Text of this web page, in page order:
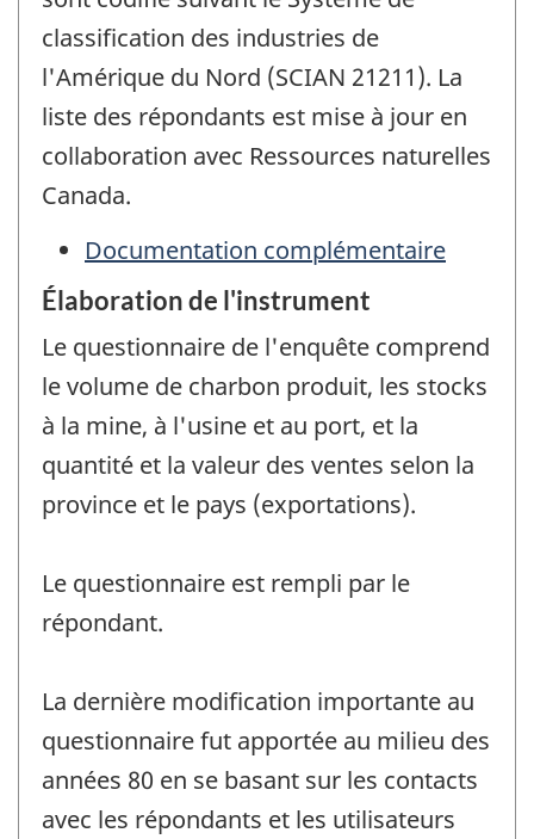
classification des industries de
l'Amérique du Nord (SCIAN 21211). La
liste des répondants est mise à jour en
collaboration avec Ressources naturelles
Canada.
Documentation complémentaire
Élaboration de l'instrument
Le questionnaire de l'enquête comprend
le volume de charbon produit, les stocks
à la mine, à l'usine et au port, et la
quantité et la valeur des ventes selon la
province et le pays (exportations).
Le questionnaire est rempli par le
répondant.
La dernière modification importante au
questionnaire fut apportée au milieu des
années 80 en se basant sur les contacts
avec les répondants et les utilisateurs